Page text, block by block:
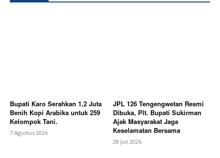
News Week
Magazine PRO
Bupati Karo Serahkan 1,2 Juta
Benih Kopi Arabika untuk 259
Kelompok Tani.
7 Agustus 2026
JPL 126 Tengengwetan Resmi
Dibuka, Plt. Bupati Sukirman
Ajak Masyarakat Jaga
Keselamatan Bersama
28 Juli 2026